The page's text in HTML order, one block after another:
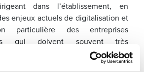
dans l’établissement, en
enjeux actuels de digitalisation et
particulière des entreprises
qui doivent souvent très
les activités au-delà des
estime que cette condition